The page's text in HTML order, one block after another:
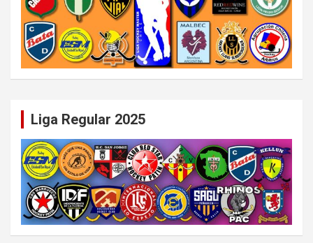
Liga Regular 2025